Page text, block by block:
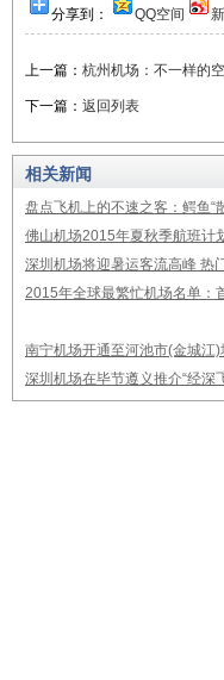
分享到： QQ空间
上一篇： 杭州机场：不一样的
下一篇： 返回列表
相关新闻
盘点飞机上的不速之客：鳄鱼“
佛山机场2015年夏秋季航班计
深圳机场将迎暑运客流高峰 热
2015年全球最繁忙机场名单：
南宁机场开通至河池市(金城江
深圳机场在毕节遵义推介“经深